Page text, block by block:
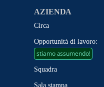
AZIENDA
Circa
Opportunità di lavoro:
stiamo assumendo!
Squadra
Sala stampa